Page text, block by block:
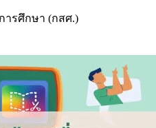
ารศึกษา (กสศ.)